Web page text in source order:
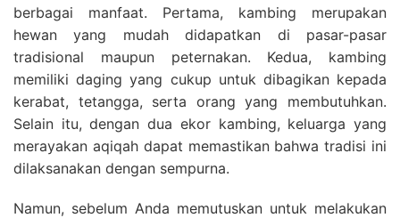
berbagai manfaat. Pertama, kambing merupakan
hewan yang mudah didapatkan di pasar-pasar
tradisional maupun peternakan. Kedua, kambing
memiliki daging yang cukup untuk dibagikan kepada
kerabat, tetangga, serta orang yang membutuhkan.
Selain itu, dengan dua ekor kambing, keluarga yang
merayakan aqiqah dapat memastikan bahwa tradisi ini
dilaksanakan dengan sempurna.
Namun, sebelum Anda memutuskan untuk melakukan